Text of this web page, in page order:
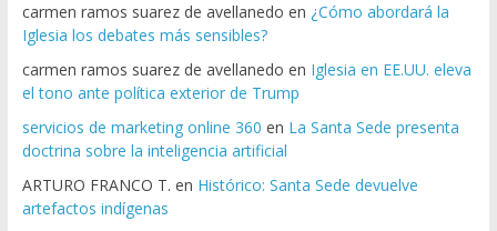
carmen ramos suarez de avellanedo en ¿Cómo abordará la
Iglesia los debates más sensibles?
carmen ramos suarez de avellanedo en Iglesia en EE.UU. eleva
el tono ante política exterior de Trump
servicios de marketing online 360 en La Santa Sede presenta
doctrina sobre la inteligencia artificial
ARTURO FRANCO T. en Histórico: Santa Sede devuelve
artefactos indígenas